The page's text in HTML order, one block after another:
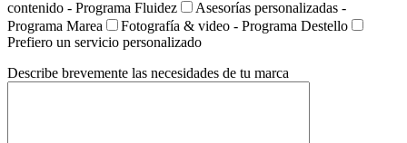
contenido - Programa Fluidez
Asesorías personalizadas -
Programa Marea
Fotografía & video - Programa Destello
Prefiero un servicio personalizado
Describe brevemente las necesidades de tu marca